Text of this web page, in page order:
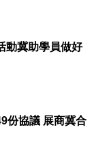
動冀助學員做好
份協議 展商冀合